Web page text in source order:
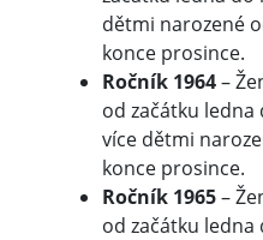
dětmi narozené
konce prosince.
Ročník 1964–
od začátku ledna
více dětmi
konce prosince.
Ročník 1965–
od začátku